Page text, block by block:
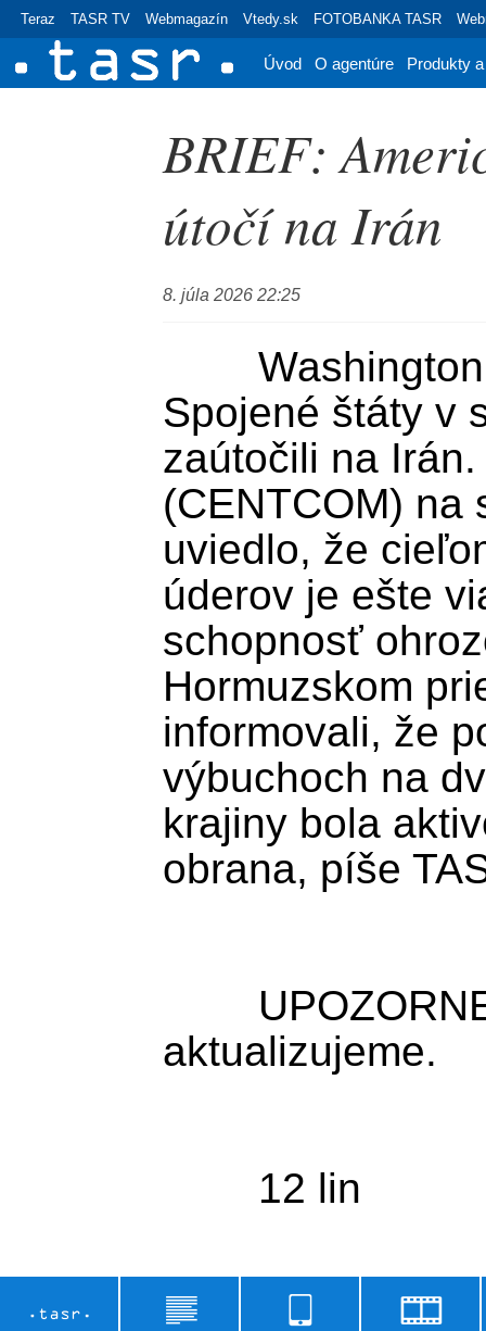
Teraz TASR TV Webmagazín Vtedy.sk FOTOBANKA TASR
Úvod O agentúre Produkty
BRIEF:
útočí na Irán
8. júla 2026 22:25
Spojené štáty v
zaútočili na
(CENTCOM) na
uviedlo, že
úderov je ešte
schopnosť
Hormuzskom
informovali, že
výbuchoch na
krajiny bola
obrana, píše
aktualizujeme.